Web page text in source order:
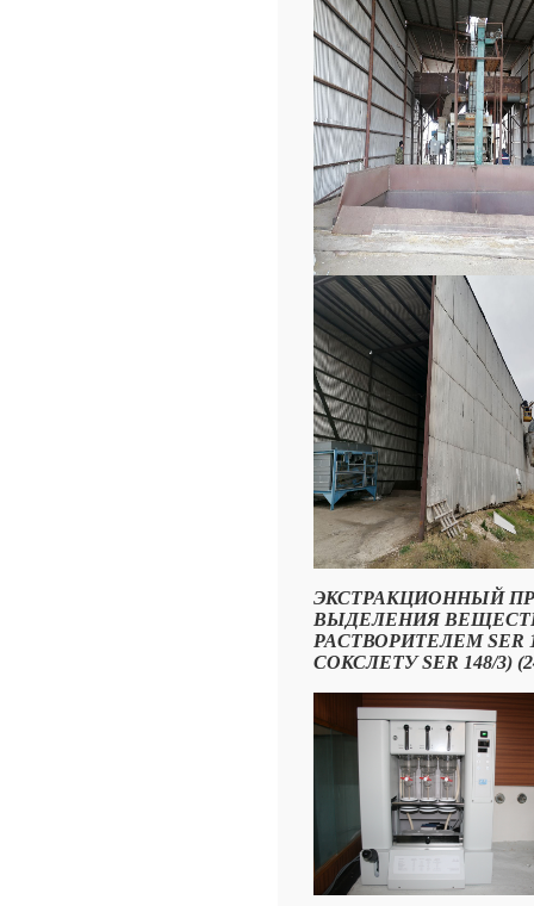
ЭКСТРАКЦИОННЫЙ
ВЫДЕЛЕНИЯ
РАСТВОРИТЕЛЕМ SER
СОКСЛЕТУ SER 148/3)